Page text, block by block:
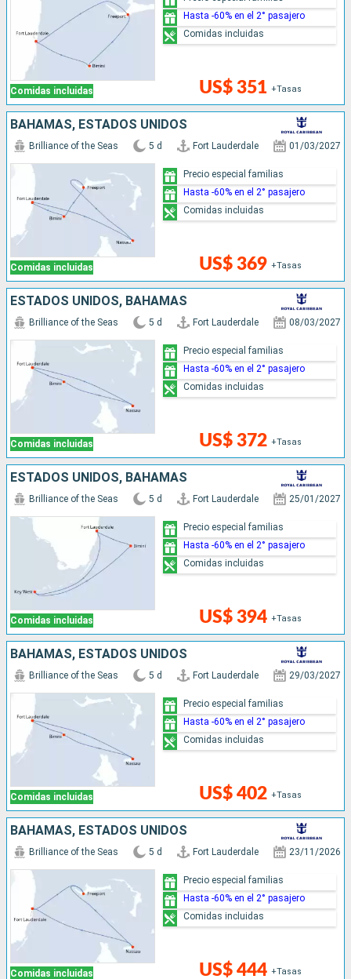
Comidas incluidas US$ 351 +Tasas
Hasta -60% en el 2° pasajero
Comidas incluidas
BAHAMAS, ESTADOS UNIDOS
Comidas incluidas
Brilliance of the Seas 5 d Fort Lauderdale 01/03/2027
US$ 369 +Tasas
Precio especial familias
Hasta -60% en el 2° pasajero
Comidas incluidas
ESTADOS UNIDOS, BAHAMAS
Comidas incluidas
Brilliance of the Seas 5 d Fort Lauderdale 08/03/2027
US$ 372 +Tasas
Precio especial familias
Hasta -60% en el 2° pasajero
Comidas incluidas
ESTADOS UNIDOS, BAHAMAS
Comidas incluidas
Brilliance of the Seas 5 d Fort Lauderdale 25/01/2027
US$ 394 +Tasas
Precio especial familias
Hasta -60% en el 2° pasajero
Comidas incluidas
BAHAMAS, ESTADOS UNIDOS
Comidas incluidas
Brilliance of the Seas 5 d Fort Lauderdale 29/03/2027
US$ 402 +Tasas
Precio especial familias
Hasta -60% en el 2° pasajero
Comidas incluidas
BAHAMAS, ESTADOS UNIDOS
Comidas incluidas
Brilliance of the Seas 5 d Fort Lauderdale 23/11/2026
US$ 444 +Tasas
Precio especial familias
Hasta -60% en el 2° pasajero
Comidas incluidas